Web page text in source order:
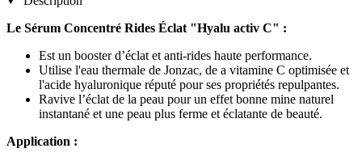
Le Sérum Concentré Rides Éclat "Hyalu activ C" :
Est un booster d’éclat et anti-rides haute performance.
Utilise l'eau thermale de Jonzac, de a vitamine C optimisée et
l'acide hyaluronique réputé pour ses propriétés repulpantes.
Ravive l’éclat de la peau pour un effet bonne mine naturel
instantané et une peau plus ferme et éclatante de beauté.
Application :